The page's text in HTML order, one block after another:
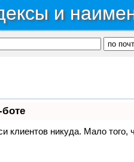
и
клиентов никуда. Мало